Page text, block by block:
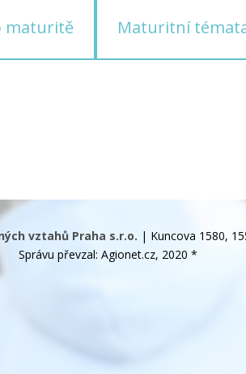
maturitě Maturitní
vztahů Praha s.r.o. | Kuncova 1580,
Správu převzal: Agionet.cz, 2020 *